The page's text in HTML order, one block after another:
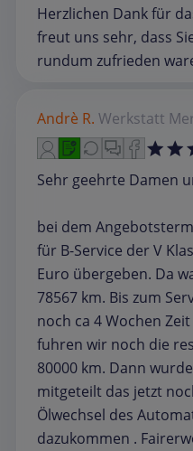
Herzlichen Dank für
freut uns sehr, dass
rundum zufrieden
Andrè R. Werkstatt
Sehr geehrte Damen
bei dem
für B-Service der V
Euro übergeben. Da
78567 km. Bis zum
noch ca 4 Wochen
fuhren wir noch die
80000 km. Dann
mitgeteilt das jetzt
Ölwechsel des
dazukommen .